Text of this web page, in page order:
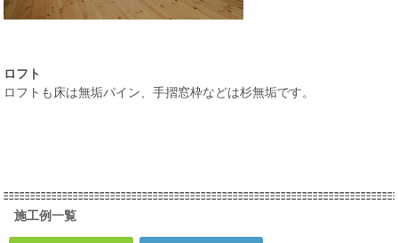
ロフト
ロフトも床は無垢パイン、手摺窓枠などは杉無垢です。
施工例一覧